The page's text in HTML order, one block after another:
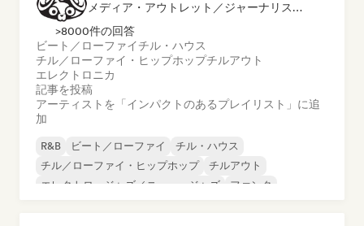
メディア・アウトレット／ジャーナリスト, プレイリスト・キュレーター
>8000件の回答
ビート／ローファイチル・ハウス
チル／ローファイ・ヒップホップチルアウト
エレクトロニカ
記事を投稿
アーティストを「インパクトのあるプレイリスト」に追
加
R&B ビート／ローファイ
チル・ハウス
チル／ローファイ・ヒップホップ
チルアウト
エレクトロ・ジャズ／ニュー・ジャズ
ファンク